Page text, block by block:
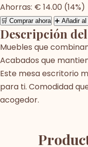
Ahorras: € 14.00 (14%)
🛒 Comprar ahora ➕ Añadir
Descripción
Muebles que
Acabados que
Este mesa escritorio
para ti. Comodidad
acogedor.